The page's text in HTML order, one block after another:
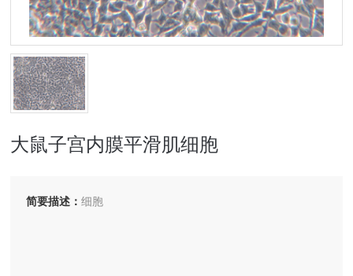
大鼠子宫内膜平滑肌细胞
简要描述：细胞